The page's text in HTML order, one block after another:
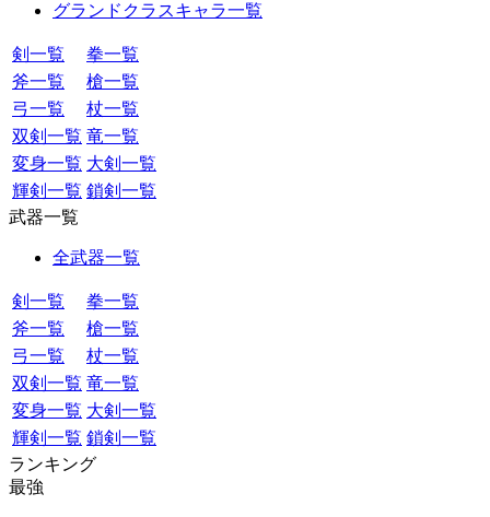
グランドクラスキャラ一覧
剣一覧
拳一覧
斧一覧
槍一覧
弓一覧
杖一覧
双剣一覧 竜一覧
変身一覧 大剣一覧
輝剣一覧 鎖剣一覧
武器一覧
全武器一覧
剣一覧
拳一覧
斧一覧
槍一覧
弓一覧
杖一覧
双剣一覧 竜一覧
変身一覧 大剣一覧
輝剣一覧 鎖剣一覧
ランキング
最強